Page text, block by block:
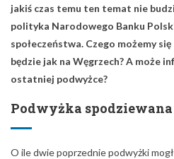
jakiś czas temu ten temat nie
polityka Narodowego Banku
społeczeństwa. Czego możemy
będzie jak na Węgrzech? A może
ostatniej podwyżce?
Podwyżka
O ile dwie poprzednie podwyżki